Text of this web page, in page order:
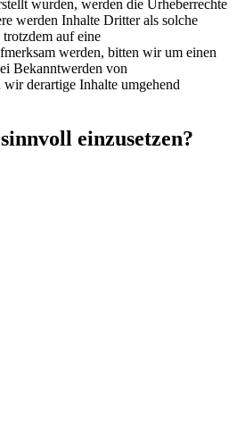
wurden, werden die Urheberrechte
werden Inhalte Dritter als solche
auf eine
werden, bitten wir um einen
Bekanntwerden von
derartige Inhalte umgehend
einzusetzen?